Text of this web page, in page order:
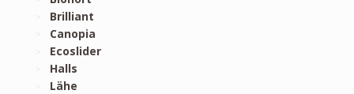
Brilliant
Canopia
Ecoslider
Halls
Lähe